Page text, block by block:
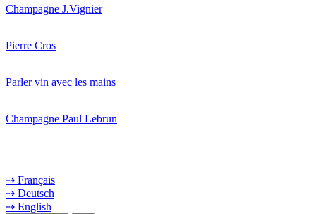
Champagne J.Vignier
Pierre Cros
Parler vin avec les mains
Champagne Paul Lebrun
⇢ Français
⇢ Deutsch
⇢ English